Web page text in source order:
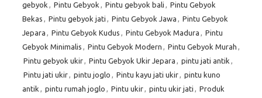
gebyok , Pintu Gebyok , Pintu gebyok bali , Pintu Gebyok
Bekas , Pintu gebyok jati , Pintu Gebyok Jawa , Pintu Gebyok
Jepara , Pintu Gebyok Kudus , Pintu Gebyok Madura , Pintu
Gebyok Minimalis , Pintu Gebyok Modern , Pintu Gebyok Murah ,
Pintu gebyok ukir, Pintu Gebyok Ukir Jepara , pintu jati antik ,
Pintu jati ukir, pintu joglo , Pintu kayu jati ukir, pintu kuno
antik , pintu rumah joglo , Pintu ukir, pintu ukir jati , Produk